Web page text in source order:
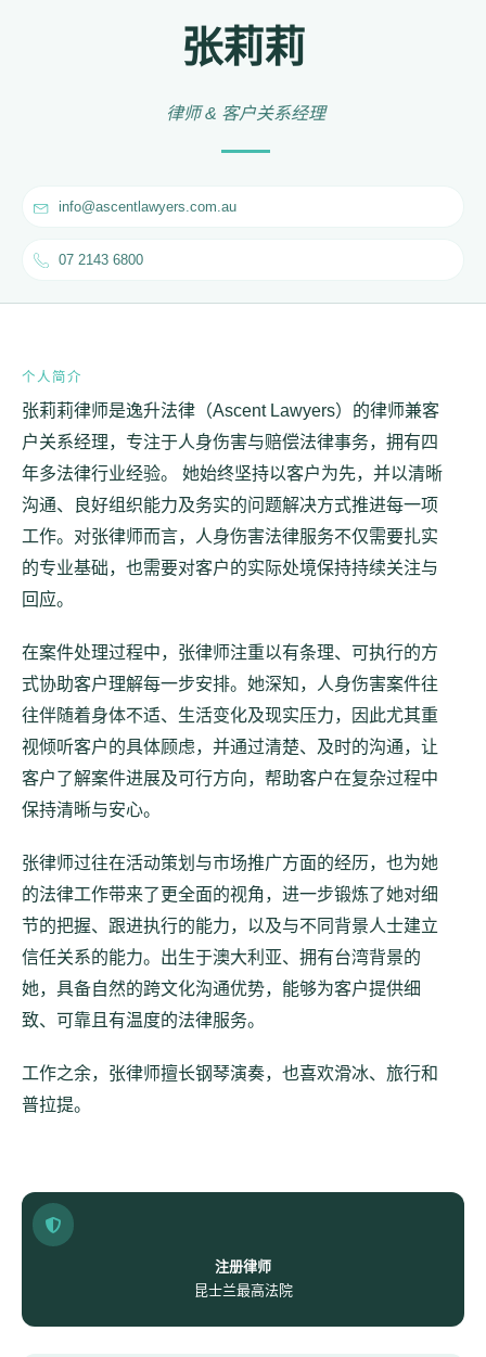
张莉莉
律师 & 客户关系经理
info@ascentlawyers.com.au
07 2143 6800
个人简介
张莉莉律师是逸升法律（Ascent Lawyers）的律师兼客
户关系经理，专注于人身伤害与赔偿法律事务，拥有四
年多法律行业经验。 她始终坚持以客户为先，并以清晰
沟通、良好组织能力及务实的问题解决方式推进每一项
工作。对张律师而言，人身伤害法律服务不仅需要扎实
的专业基础，也需要对客户的实际处境保持持续关注与
回应。
在案件处理过程中，张律师注重以有条理、可执行的方
式协助客户理解每一步安排。她深知，人身伤害案件往
往伴随着身体不适、生活变化及现实压力，因此尤其重
视倾听客户的具体顾虑，并通过清楚、及时的沟通，让
客户了解案件进展及可行方向，帮助客户在复杂过程中
保持清晰与安心。
张律师过往在活动策划与市场推广方面的经历，也为她
的法律工作带来了更全面的视角，进一步锻炼了她对细
节的把握、跟进执行的能力，以及与不同背景人士建立
信任关系的能力。出生于澳大利亚、拥有台湾背景的
她，具备自然的跨文化沟通优势，能够为客户提供细
致、可靠且有温度的法律服务。
工作之余，张律师擅长钢琴演奏，也喜欢滑冰、旅行和
普拉提。
注册律师
昆士兰最高法院